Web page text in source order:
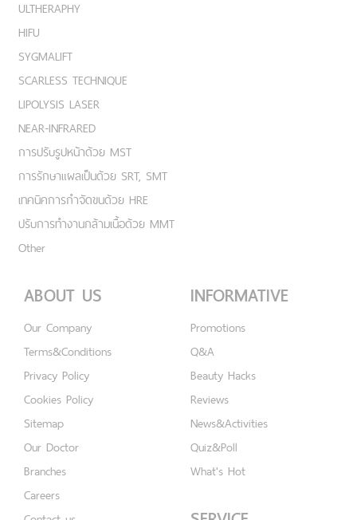
ULTHERAPHY
HIFU
SYGMALIFT
SCARLESS TECHNIQUE
LIPOLYSIS LASER
NEAR-INFRARED
การปรับรูปหน้าด้วย MST
การรักษาแผลเป็นด้วย SRT, SMT
เทคนิคการกำจัดขนด้วย HRE
ปรับการทำงานกล้ามเนื้อด้วย MMT
Other
ABOUT US
Our Company
Terms&Conditions
Privacy Policy
Cookies Policy
Sitemap
Our Doctor
Branches
Careers
INFORMATIVE
Promotions
Q&A
Beauty Hacks
Reviews
News&Activities
Quiz&Poll
What's Hot